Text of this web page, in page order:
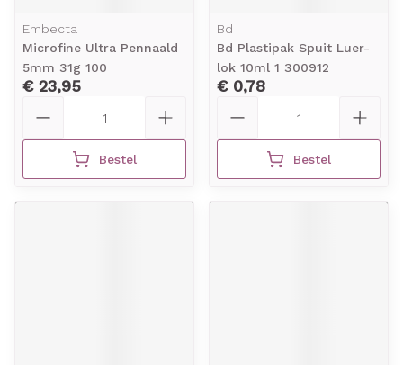
Embecta
Microfine Ultra Pennaald
5mm 31g 100
€ 23,95
Bestel
Bd
Bd Plastipak Spuit Luer-
lok 10ml 1 300912
€ 0,78
Bestel